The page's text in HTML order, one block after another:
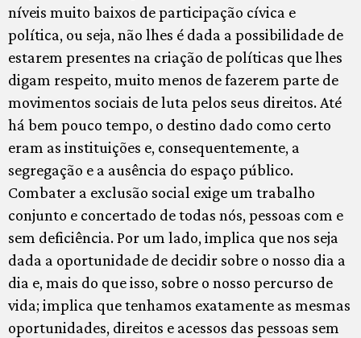
níveis muito baixos de participação cívica e
política, ou seja, não lhes é dada a possibilidade de
estarem presentes na criação de políticas que lhes
digam respeito, muito menos de fazerem parte de
movimentos sociais de luta pelos seus direitos. Até
há bem pouco tempo, o destino dado como certo
eram as instituições e, consequentemente, a
segregação e a ausência do espaço público.
Combater a exclusão social exige um trabalho
conjunto e concertado de todas nós, pessoas com e
sem deficiência. Por um lado, implica que nos seja
dada a oportunidade de decidir sobre o nosso dia a
dia e, mais do que isso, sobre o nosso percurso de
vida; implica que tenhamos exatamente as mesmas
oportunidades, direitos e acessos das pessoas sem